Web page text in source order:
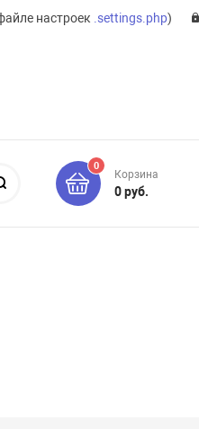
настроек .settings.php)
0
Корзина
0 руб.